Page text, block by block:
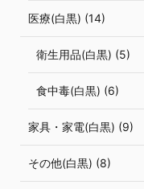
医療(白黒) (14)
衛生用品(白黒) (5)
食中毒(白黒) (6)
家具・家電(白黒) (9)
その他(白黒) (8)